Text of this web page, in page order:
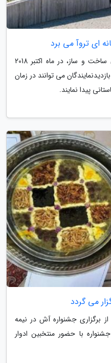
ای تروآ می برد
موزه تروآ در ترکیه، پس از پنج سال ساخت و ساز، در ماه اکتبر 2018
می توانند در زمان
پیدا نمایند.
می گردد
برگزاری جشنواره آش در نیمه
با حضور منتخبین ادوار